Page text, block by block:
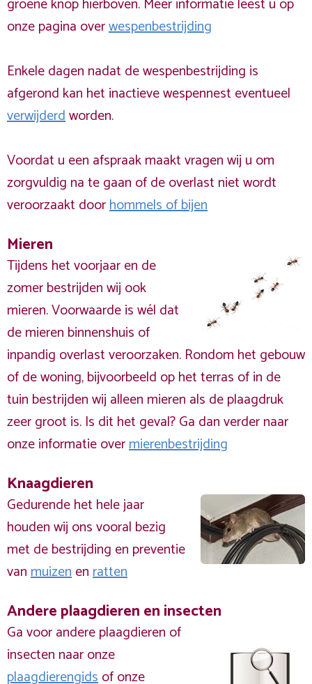
onze pagina overwespenbestrijding
Enkele dagen nadat de wespenbestrijding is
afgerond kan het inactieve wespennest eventueel
verwijderdworden.
Voordat u een afspraak maakt vragen wij u om
zorgvuldig na te gaan of de overlast niet wordt
veroorzaakt doorhommels of bijen
Mieren
Tijdens het voorjaar en de
zomer bestrijden wij ook
mieren. Voorwaarde is wél dat
de mieren binnenshuis of
inpandig overlast veroorzaken. Rondom het gebouw
of de woning, bijvoorbeeld op het terras of in de
tuin bestrijden wij alleen mieren als de plaagdruk
zeer groot is. Is dit het geval? Ga dan verder naar
onze informatie overmierenbestrijding
Knaagdieren
Gedurende het hele jaar
houden wij ons vooral bezig
met de bestrijding en preventie
vanmuizenenratten
Andere plaagdieren en insecten
Ga voor andere plaagdieren of
insecten naar onze
plaagdierengidsof onze